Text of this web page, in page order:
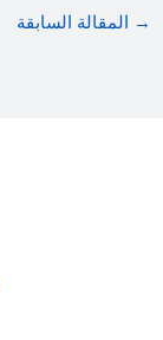
المقالة السابقة